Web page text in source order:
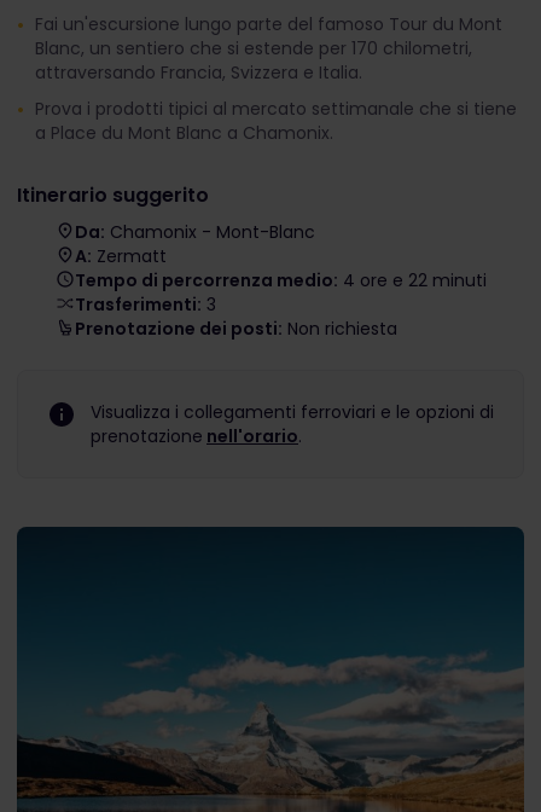
Fai un'escursione lungo parte del famoso Tour du Mont
Blanc, un sentiero che si estende per 170 chilometri,
attraversando Francia, Svizzera e Italia.
Prova i prodotti tipici al mercato settimanale che si tiene
a Place du Mont Blanc a Chamonix.
Itinerario suggerito
Da: Chamonix - Mont-Blanc
A: Zermatt
Tempo di percorrenza medio: 4 ore e 22 minuti
Trasferimenti: 3
Prenotazione dei posti: Non richiesta
Visualizza i collegamenti ferroviari e le opzioni di
prenotazione nell'orario.